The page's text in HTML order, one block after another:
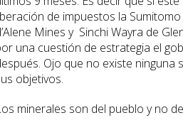
de impuestos la
Mines y Sinchi Wayra de
una cuestión de estrategia el
Ojo que no existe
objetivos.
minerales son del pueblo y no